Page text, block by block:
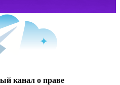
канал о праве